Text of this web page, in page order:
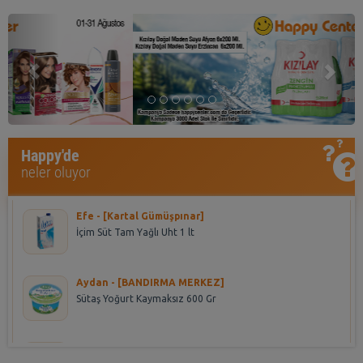
Previous Next
Happy'de
neler oluyor
Efe - [Kartal Gümüşpınar]
İçim Süt Tam Yağlı Uht 1 lt
Aydan - [BANDIRMA MERKEZ]
Sütaş Yoğurt Kaymaksız 600 Gr